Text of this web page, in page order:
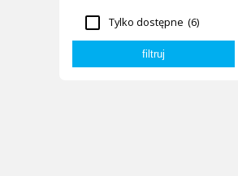
Tylko dostępne (6)